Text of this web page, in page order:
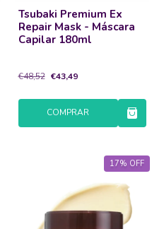
Tsubaki Premium Ex
Repair Mask - Máscara
Capilar 180ml
€48,52 €43,49
COMPRAR
17% OFF